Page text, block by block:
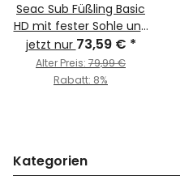
Seac Sub Füßling Basic
HD mit fester Sohle und
Reißverschluss XL
jetzt nur 73,59 € *
Alter Preis: 79,99 €
Rabatt: 8%
Kategorien